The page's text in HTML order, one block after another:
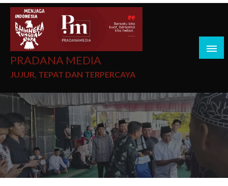
PRADANA MEDIA
JUJUR, TEPAT DAN TERPERCAYA